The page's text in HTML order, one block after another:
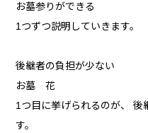
お墓参りができる
1つずつ説明していきます。
後継者の負担が少ない
お墓 花
1つ目に挙げられるのが、 後
す。